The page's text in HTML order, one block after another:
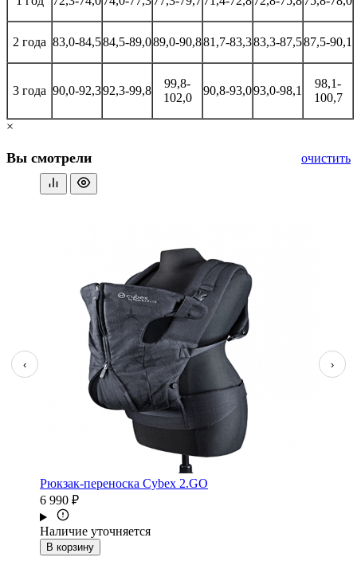
2 года 83,0-84,584,5-89,089,0-90,881,7-83,383,3-87,587,5-90,1
3 года 90,0-92,392,3-99,8
99,8-
102,0
90,8-93,093,0-98,1
98,1-
100,7
×
Вы смотрели очистить
‹ ›
Рюкзак-переноска Cybex 2.GO
6 990 ₽
Наличие уточняется
В корзину